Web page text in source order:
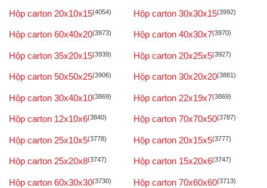
Hộp carton 20x10x15(4054) Hộp carton 30x30x15(3992)
Hộp carton 60x40x20(3973) Hộp carton 40x30x7(3970)
Hộp carton 35x20x15(3939) Hộp carton 20x25x5(3927)
Hộp carton 50x50x25(3906) Hộp carton 30x20x20(3881)
Hộp carton 30x40x10(3869) Hộp carton 22x19x7(3869)
Hộp carton 12x10x6(3840) Hộp carton 70x70x50(3787)
Hộp carton 25x10x5(3778) Hộp carton 20x15x5(3777)
Hộp carton 25x20x8(3747) Hộp carton 15x20x6(3747)
Hộp carton 60x30x30(3730) Hộp carton 70x60x60(3713)